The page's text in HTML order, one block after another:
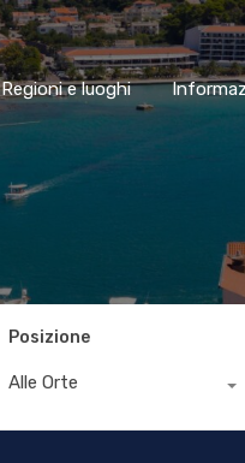
Regioni e luoghi
Regioni e luoghi
Posizione
Alle Orte